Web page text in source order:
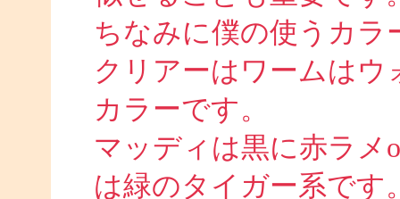
ちなみに僕の使うカラ
クリアーはワームは
カラーです。
マッディは黒に赤ラメ
は緑のタイガー系です